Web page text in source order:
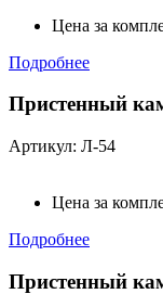
Цена за
Подробнее
Пристенный
Артикул: Л-54
Цена за
Подробнее
Пристенный